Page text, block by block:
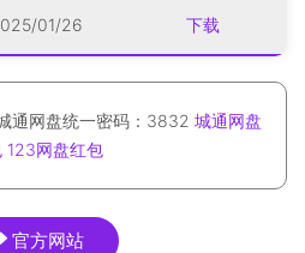
01/26 下载
通网盘统一密码：3832 城通网盘
123网盘红包
官方网站